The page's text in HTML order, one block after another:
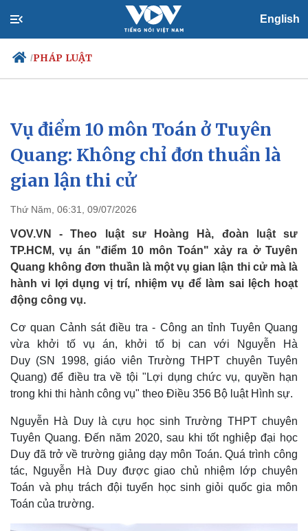
English
/PHÁP LUẬT
Chính trị
Đảng
Tổ chức nhân sự
Quốc hội
Nhận diện sự thật
Xã hội
Tin 24h
Dự báo thời tiết
Vụ điểm 10 môn Toán ở Tuyên
Quang: Không chỉ đơn thuần là
gian lận thi cử
Thứ Năm, 06:31, 09/07/2026
VOV.VN - Theo luật sư Hoàng Hà, đoàn luật sư
TP.HCM, vụ án "điểm 10 môn Toán" xảy ra ở Tuyên
Quang không đơn thuần là một vụ gian lận thi cử mà là
hành vi lợi dụng vị trí, nhiệm vụ để làm sai lệch hoạt
động công vụ.
Cơ quan Cảnh sát điều tra - Công an tỉnh Tuyên Quang
vừa khởi tố vụ án, khởi tố bị can với Nguyễn Hà
Duy (SN 1998, giáo viên Trường THPT chuyên Tuyên
Quang) để điều tra về tội "Lợi dụng chức vụ, quyền hạn
trong khi thi hành công vụ" theo Điều 356 Bộ luật Hình sự.
Nguyễn Hà Duy là cựu học sinh Trường THPT chuyên
Tuyên Quang. Đến năm 2020, sau khi tốt nghiệp đại học
Duy đã trở về trường giảng dạy môn Toán. Quá trình công
tác, Nguyễn Hà Duy được giao chủ nhiệm lớp chuyên
Toán và phụ trách đội tuyển học sinh giỏi quốc gia môn
Toán của trường.